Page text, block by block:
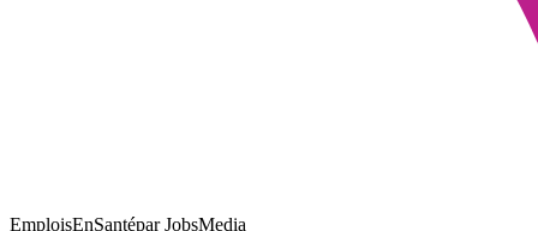
EmploisEnSantépar JobsMedia